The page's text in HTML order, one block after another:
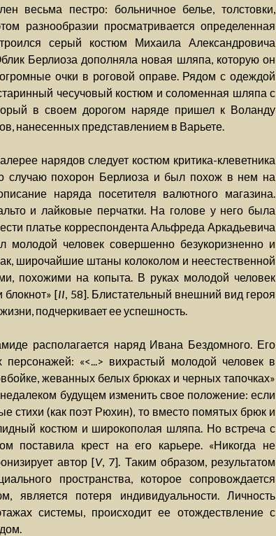
весьма пестро: больничное белье, толстовки,
разнообразии просматривается определенная
серый костюм Михаила Александровича
Берлиоза дополняла новая шляпа, которую он
очки в роговой оправе. Рядом с одеждой
чесучовый костюм и соломенная шляпа с
в своем дорогом наряде пришел к Воланду
нанесенных представлением в Варьете.
нарядов следует костюм критика-клеветника
случаю похорон Берлиоза и был похож в нем на
наряда посетителя валютного магазина.
и лайковые перчатки. На голове у него была
платье корреспондента Альфреда Аркадьевича
молодой человек совершенно безукоризненно и
широчайшие штаны колоколом и неестественной
похожими на копыта. В руках молодой человек
[II, 58]. Блистательный внешний вид героя
подчеркивает ее успешность.
располагается наряд Ивана Бездомного. Его
«<...> вихрастый молодой человек в
жеванных белых брюках и черных тапочках»
будущем изменить свое положение: если
стихи (как поэт Рюхин), то вместо помятых брюк и
костюм и широкополая шляпа. Но встреча с
поставила крест на его карьере. «Никогда не
автор [V, 7]. Таким образом, результатом
пространства, которое сопровождается
является потеря индивидуальности. Личность
системы, происходит ее отождествление с